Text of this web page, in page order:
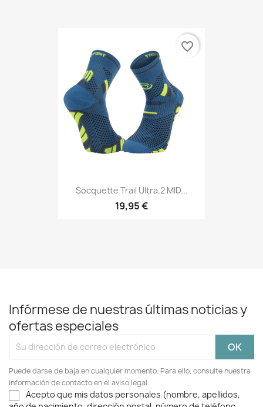
Socquette Trail Ultra.2 MID...
19,95 €
favorite_border
Infórmese de nuestras últimas noticias y
ofertas especiales
Puede darse de baja en cualquier momento. Para ello, consulte nuestra
información de contacto en el aviso legal.
Acepto que mis datos personales (nombre, apellidos,